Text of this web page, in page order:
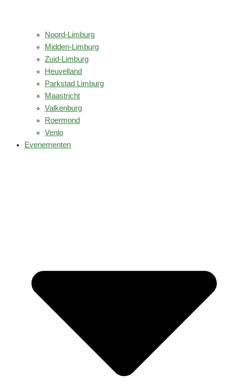
Noord-Limburg
Midden-Limburg
Zuid-Limburg
Heuvelland
Parkstad Limburg
Maastricht
Valkenburg
Roermond
Venlo
Evenementen